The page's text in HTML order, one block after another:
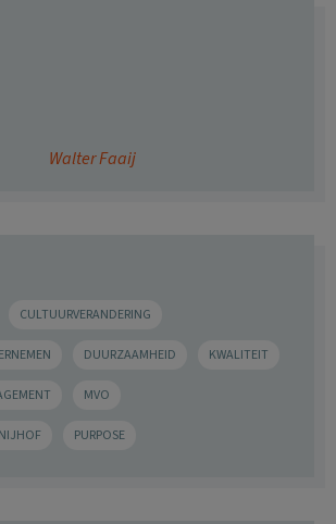
Walter Faaij
CULTUURVERANDERING
DUURZAAMHEID KWALITEIT
MVO
PURPOSE